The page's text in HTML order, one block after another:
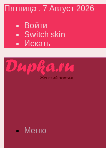
Пятница , 7 Август 2026
Войти
Switch skin
Искать
Меню